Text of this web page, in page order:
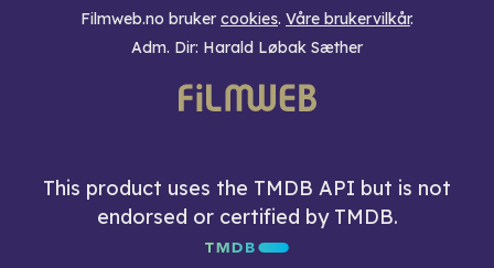
Filmweb.no bruker cookies. Våre brukervilkår.
Adm. Dir: Harald Løbak Sæther
This product uses the TMDB API but is not
endorsed or certified by TMDB.